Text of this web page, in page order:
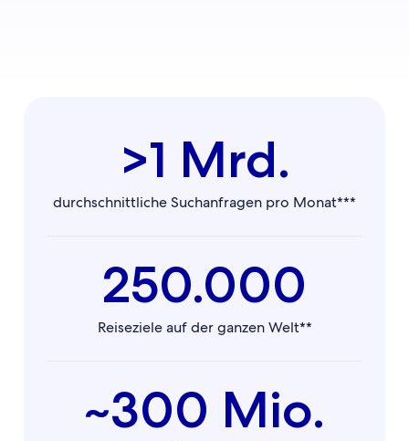
>1 Mrd.
durchschnittliche Suchanfragen pro Monat***
250.000
Reiseziele auf der ganzen Welt**
~300 Mio.